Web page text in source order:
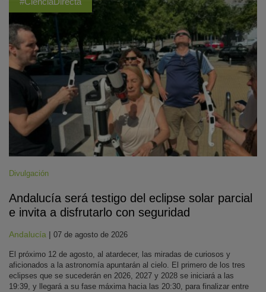
Divulgación
Andalucía será testigo del eclipse solar parcial
e invita a disfrutarlo con seguridad
Andalucía | 07 de agosto de 2026
El próximo 12 de agosto, al atardecer, las miradas de curiosos y
aficionados a la astronomía apuntarán al cielo. El primero de los tres
eclipses que se sucederán en 2026, 2027 y 2028 se iniciará a las
19:39, y llegará a su fase máxima hacia las 20:30, para finalizar entre